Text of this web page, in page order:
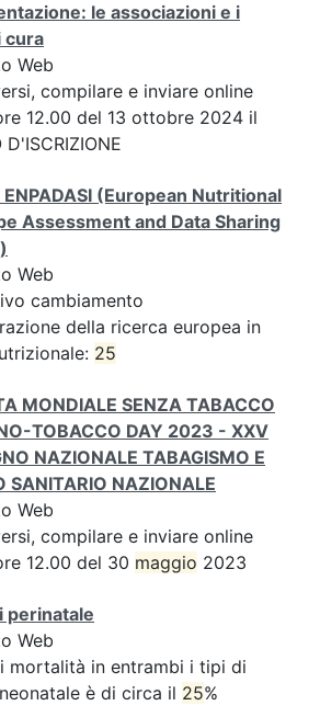
le associazioni e i
cura
Web
compilare e inviare online
12.00 del 13 ottobre 2024 il
D'ISCRIZIONE
(European Nutritional
Assessment and Data Sharing
Web
cambiamento
della ricerca europea in
25
MONDIALE SENZA TABACCO
TOBACCO DAY 2023 - XXV
NAZIONALE TABAGISMO E
SANITARIO NAZIONALE
Web
compilare e inviare online
12.00 del 30 maggio 2023
perinatale
Web
mortalità in entrambi i tipi di
è di circa il 25%